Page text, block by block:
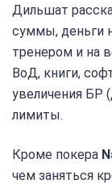
Дильшат
суммы, деньги
тренером и на
ВоД, книги,
увеличения БР
лимиты.
Кроме покера
чем заняться